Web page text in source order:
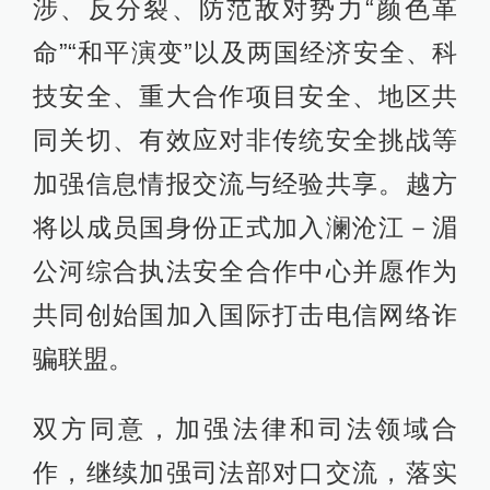
涉、反分裂、防范敌对势力“颜色革
命”“和平演变”以及两国经济安全、科
技安全、重大合作项目安全、地区共
同关切、有效应对非传统安全挑战等
加强信息情报交流与经验共享。越方
将以成员国身份正式加入澜沧江－湄
公河综合执法安全合作中心并愿作为
共同创始国加入国际打击电信网络诈
骗联盟。
双方同意，加强法律和司法领域合
作，继续加强司法部对口交流，落实